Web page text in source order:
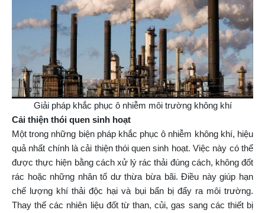
Giải pháp khắc phục ô nhiễm môi trường không khí
Cải thiện thói quen sinh hoạt
Một trong những biện pháp khắc phục ô nhiễm không khí, hiệu
quả nhất chính là cải thiện thói quen sinh hoạt. Việc này có thể
được thực hiện bằng cách xử lý rác thải đúng cách, không đốt
rác hoặc những nhân tố dư thừa bừa bãi. Điều này giúp hạn
chế lượng khí thải độc hại và bụi bẩn bị đẩy ra môi trường.
Thay thế các nhiên liệu đốt từ than, củi, gas sang các thiết bị